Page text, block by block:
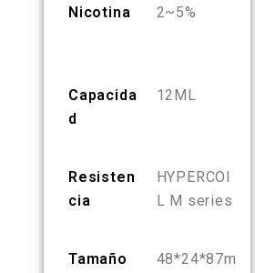
Nicotina 2~5%
Capacida
d
12ML
Resisten
cia
HYPERCOI
L M series
Tamaño
48*24*87m